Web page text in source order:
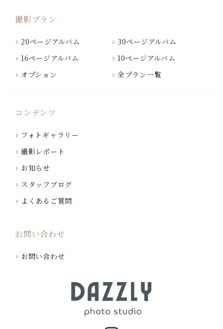
撮影プラン
20ページアルバム
30ページアルバム
16ページアルバム
10ページアルバム
オプション
全プラン一覧
コンテンツ
フォトギャラリー
撮影レポート
お知らせ
スタッフブログ
よくあるご質問
お問い合わせ
お問い合わせ